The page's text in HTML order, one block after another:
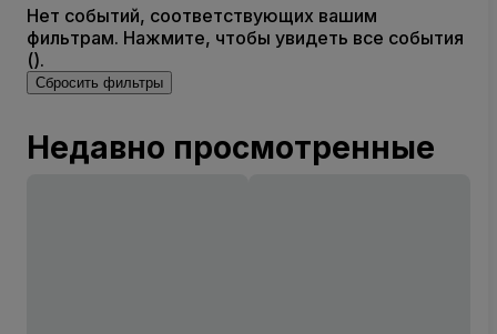
Нет событий, соответствующих вашим
фильтрам. Нажмите, чтобы увидеть все события
().
Сбросить фильтры
Недавно просмотренные